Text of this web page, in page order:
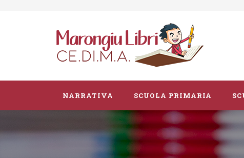
NARRATIVA SCUOLA PRIMARIA
Parascolastico